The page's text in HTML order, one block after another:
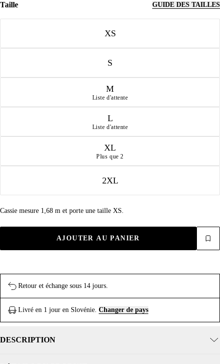
Taille GUIDE DES TAILLES
XS
S
M
Liste d'attente
L
Liste d'attente
XL
Plus que 2
2XL
Cassie mesure 1,68 m et porte une taille XS.
AJOUTER AU PANIER
Retour et échange sous 14 jours.
Livré en 1 jour en Slovénie. Changer de pays
DESCRIPTION